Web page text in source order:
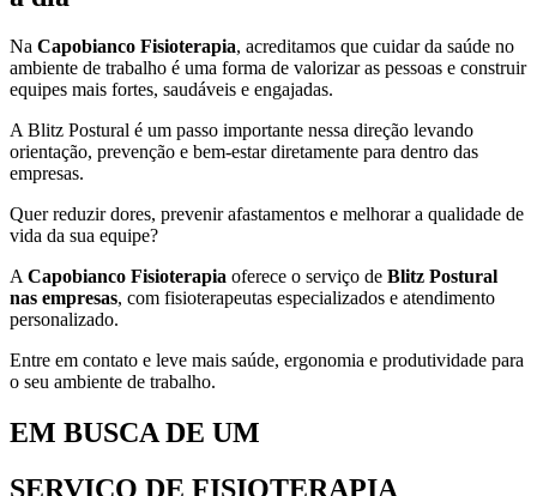
Na Capobianco Fisioterapia, acreditamos que cuidar da saúde no
ambiente de trabalho é uma forma de valorizar as pessoas e construir
equipes mais fortes, saudáveis e engajadas.
A Blitz Postural é um passo importante nessa direção levando
orientação, prevenção e bem-estar diretamente para dentro das
empresas.
Quer reduzir dores, prevenir afastamentos e melhorar a qualidade de
vida da sua equipe?
ACapobianco Fisioterapia oferece o serviço de Blitz Postural
nas empresas, com fisioterapeutas especializados e atendimento
personalizado.
Entre em contato e leve mais saúde, ergonomia e produtividade para
o seu ambiente de trabalho.
EM BUSCA DE UM
SERVIÇO DE FISIOTERAPIA